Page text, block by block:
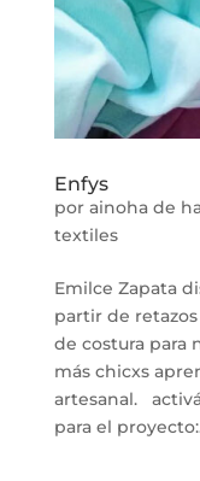
Enfys
por ainoha de
textiles
Emilce Zapata
partir de
de costura para
más chicxs
artesanal.
para el